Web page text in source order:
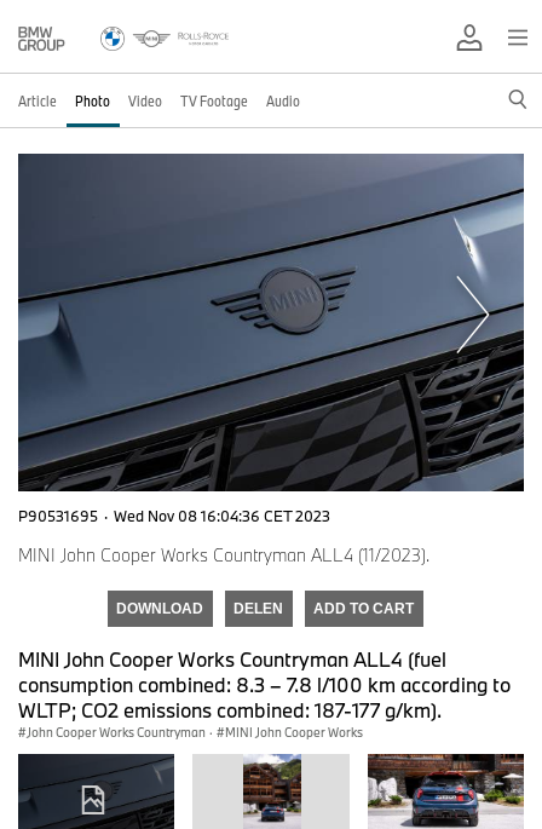
Article Photo Video TV Footage Audio
P90531695 · Wed Nov 08 16:04:36 CET 2023
MINI John Cooper Works Countryman ALL4 (11/2023).
DOWNLOAD DELEN ADD TO CART
MINI John Cooper Works Countryman ALL4 (fuel
consumption combined: 8.3 – 7.8 l/100 km according to
WLTP; CO2 emissions combined: 187-177 g/km).
John Cooper Works Countryman · MINI John Cooper Works